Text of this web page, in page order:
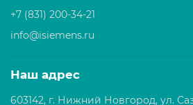
+7 (831) 200-34-21
info@isiemens.ru
Наш адрес
603142, г. Нижний Новгород, ул.